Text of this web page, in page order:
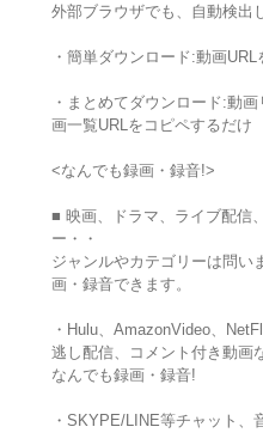
外部ブラウザでも、自動検出
・簡単ダウンロード:動画
・まとめてダウンロード:動
画一覧URLをコピペするだけ
<なんでも録画・録音!>
■ 映画、ドラマ、ライブ配信
ー・・
ジャンルやカテゴリーは問い
画・録音できます。
・Hulu、AmazonVideo、
逃し配信、コメント付き動画
なんでも録画・録音!
・SKYPE/LINE等チャット、